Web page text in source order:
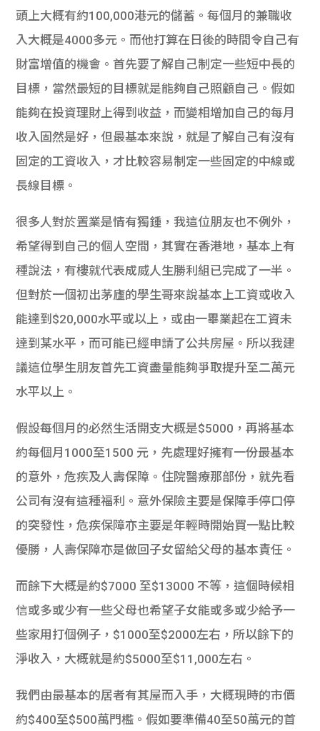
101
頭上大概有約100,000港元的儲蓄。每個月的兼職收
入大概是4000多元 。而他打算在日後的時間令自己有
財富增值的機會。 首先要了解自己制定一些短中長的
目標， 當然最短的目標就是能夠自己照顧自己。 假如
能夠在投資理財上得到收益， 而變相增加自己的每月
收入固然是好，但最基本來說， 就是了解自己有沒有
固定的工資收入， 才比較容易制定一些固定的中線或
長線目標。
很多人對於置業是情有獨鍾，我這位朋友也不例外，
希望得到自己的個人空間，其實在香港地，基本上有
種說法，有樓就代表成威人生勝利組已完成了一半。
但對於一個初出茅廬的學生哥來說基本上工資或收入
能達到$20,000水平或以上，或由一畢業起在工資未
達到某水平， 而可能已經申請了公共房屋。所以我建
議這位學生朋友首先工資盡量能夠爭取提升至二萬元
水平以上。
假設每個月的必然生活開支大概是$5000，再將基本
約每個月1 000至1500 元，先處理好擁有一份最基本
的意外，危疾及人壽保障。住院醫療那部份，就先看
公司有沒有這種福利。 意外保險主要是保障手停口停
的突發性，危疾保障亦主要是年輕時開始買一點比較
優勝， 人壽保障亦是做回子女留給父母的基本責任。
而餘下大概是約$7000 至$13000 不等， 這個時候相
信或多或少有一些父母也希望子女能或多或少給予一
些家用打個例子，$1000至$2000左右，所以餘下的
淨收入， 大概就是約$5000至$11,000左右。
我們由最基本的居者有其屋而入手，大概現時的市價
約$400至$500萬門檻。假如要準備40至50萬元的首